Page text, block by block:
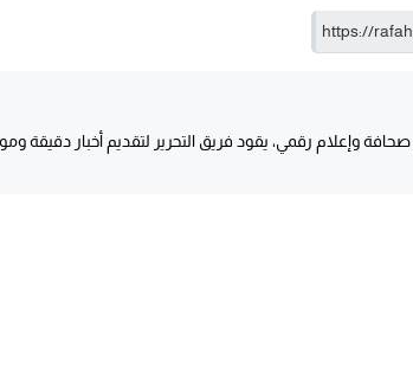
صحافة وإعلام رقمي، يقود فريق التحرير لتقديم أخبار دقيقة